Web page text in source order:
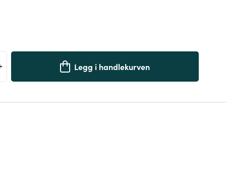
Legg i handlekurven